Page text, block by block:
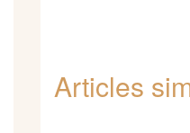
Articles